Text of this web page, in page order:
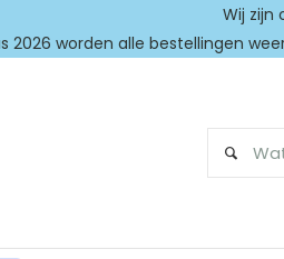
Wij zijn
2026 worden alle bestellingen